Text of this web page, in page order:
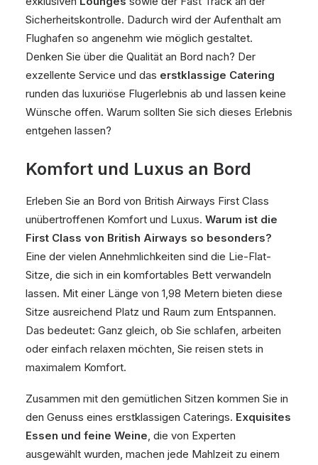
Sicherheitskontrolle. Dadurch wird der Aufenthalt am
Flughafen so angenehm wie möglich gestaltet.
Denken Sie über die Qualität an Bord nach? Der
exzellente Service und das erstklassige Catering
runden das luxuriöse Flugerlebnis ab und lassen keine
Wünsche offen. Warum sollten Sie sich dieses Erlebnis
entgehen lassen?
Komfort und Luxus an Bord
Erleben Sie an Bord von British Airways First Class
unübertroffenen Komfort und Luxus. Warum ist die
First Class von British Airways so besonders?
Eine der vielen Annehmlichkeiten sind die Lie-Flat-
Sitze, die sich in ein komfortables Bett verwandeln
lassen. Mit einer Länge von 1,98 Metern bieten diese
Sitze ausreichend Platz und Raum zum Entspannen.
Das bedeutet: Ganz gleich, ob Sie schlafen, arbeiten
oder einfach relaxen möchten, Sie reisen stets in
maximalem Komfort.
Zusammen mit den gemütlichen Sitzen kommen Sie in
den Genuss eines erstklassigen Caterings. Exquisites
Essen und feine Weine, die von Experten
ausgewählt wurden, machen jede Mahlzeit zu einem